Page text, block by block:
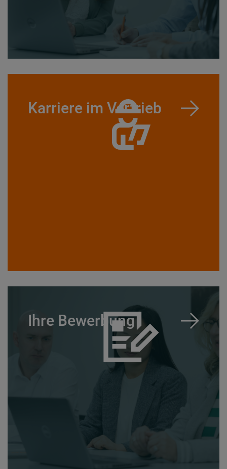
Karriere im Vertrieb
Ihre Bewerbung